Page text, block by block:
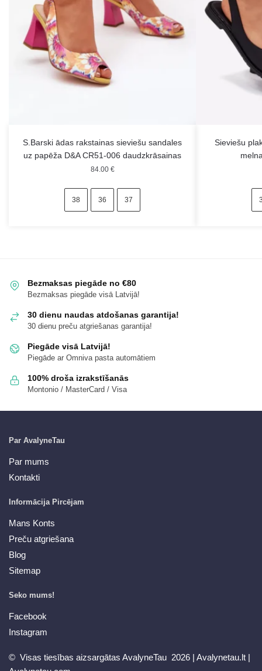
S.Barski ādas rakstainas sieviešu sandales
uz papēža D&A CR51-006 daudzkrāsainas
84.00 €
38 36 37
Sieviešu
Bezmaksas piegāde no €80
Bezmaksas piegāde visā Latvijā!
30 dienu naudas atdošanas garantija!
30 dienu preču atgriešanas garantija!
Piegāde visā Latvijā!
Piegāde ar Omniva pasta automātiem
100% droša izrakstīšanās
Montonio / MasterCard / Visa
Par AvalyneTau
Par mums
Kontakti
Informācija Pircējam
Mans Konts
Preču atgriešana
Blog
Sitemap
Seko mums!
Facebook
Instagram
© Visas tiesības aizsargātas AvalyneTau 2026 | Avalynetau.lt |